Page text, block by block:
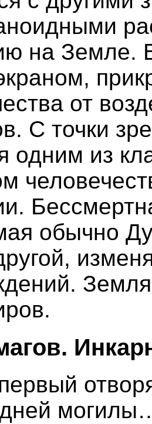
на Земле.
от
С точки
одним из
обычно